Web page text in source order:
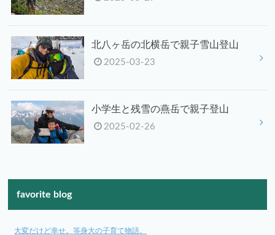
北八ヶ岳の北横岳で親子雪山登山
2025-03-23
小学生と残雪の燕岳で親子登山
2025-02-26
favorite blog
大変だけど幸せ。等身大の子育て物語。